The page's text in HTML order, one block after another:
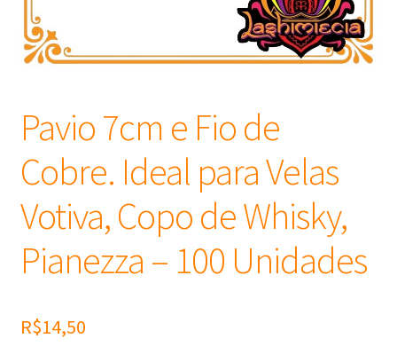
Manteiga
Insumos para Vela
Pavio 7cm e Fio de
Cobre. Ideal para Velas
Votiva, Copo de Whisky,
Pianezza – 100 Unidades
R$14,50